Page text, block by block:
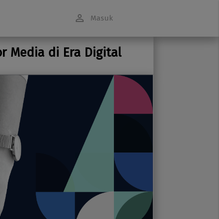
person_outline Masuk
Media di Era Digital